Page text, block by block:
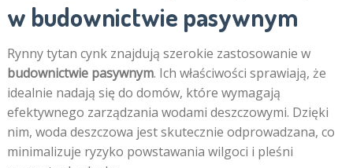
w budownictwie pasywnym
Rynny tytan cynk znajdują szerokie zastosowanie w
budownictwie pasywnym. Ich właściwości sprawiają, że
idealnie nadają się do domów, które wymagają
efektywnego zarządzania wodami deszczowymi. Dzięki
nim, woda deszczowa jest skutecznie odprowadzana, co
minimalizuje ryzyko powstawania wilgoci i pleśni